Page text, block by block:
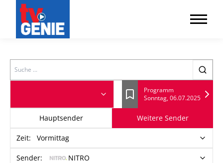
Search
Lesezeichen
Programm
Sonntag, 06.07.2025
Hauptsender Weitere Sender
Zeit: Vormittag
Sender: NITRO